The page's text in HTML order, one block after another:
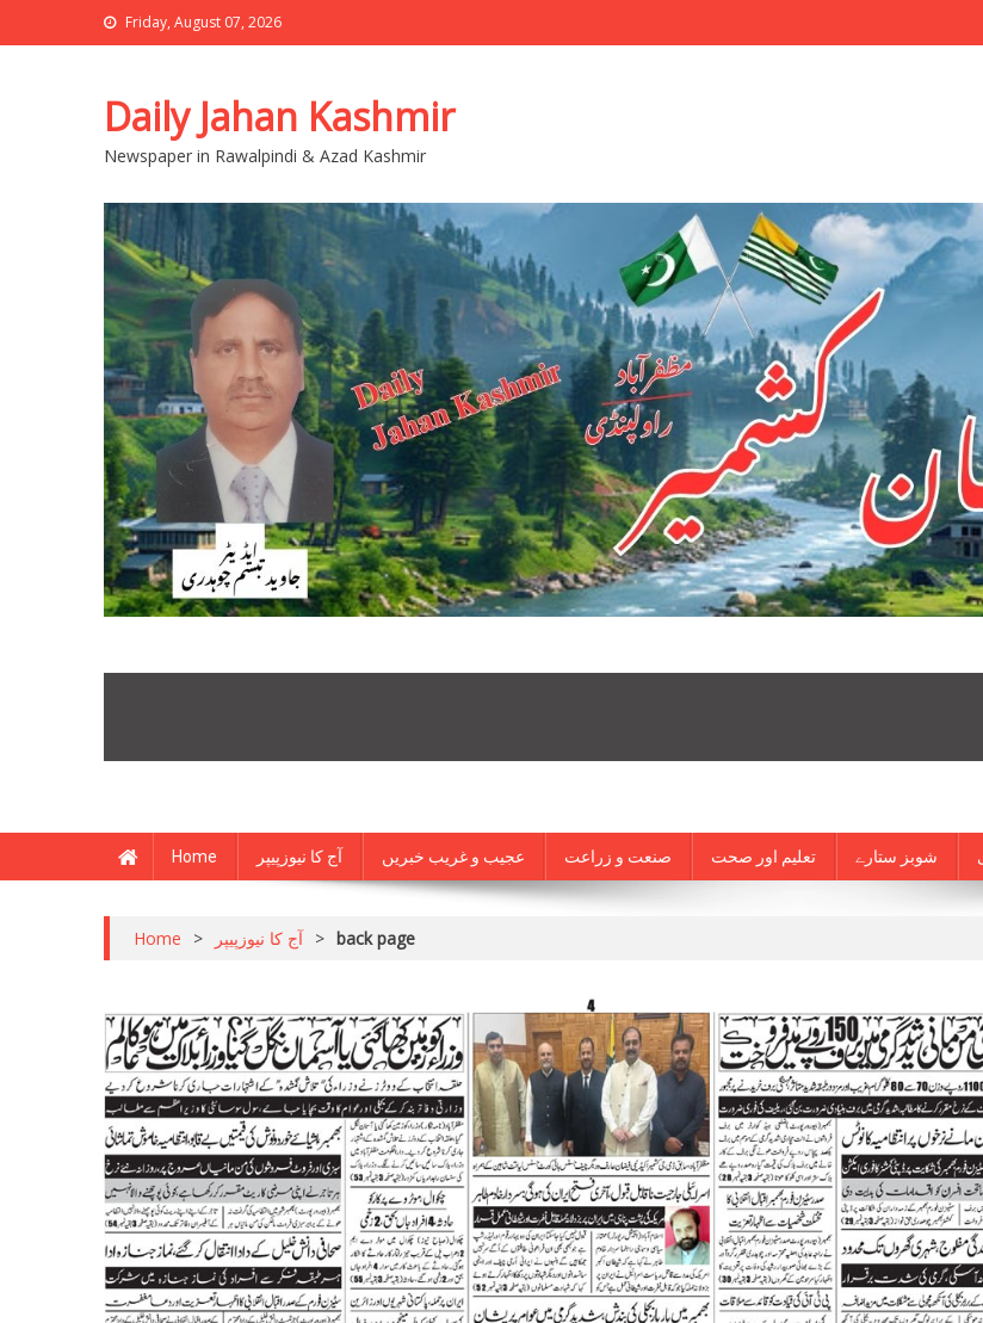
Friday, August 07, 2026
Daily Jahan Kashmir
Newspaper in Rawalpindi & Azad Kashmir
Home آج کا نیوزپیپر عجیب و غریب خبریں صنعت و زراعت تعلیم اور صحت شوبز ستارے
Home > آج کا نیوزپیپر > back page